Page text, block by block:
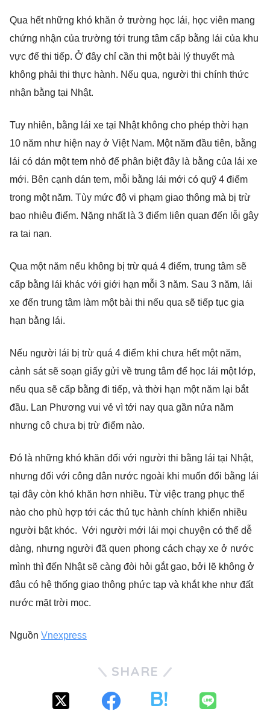
Qua hết những khó khăn ở trường học lái, học viên mang
chứng nhận của trường tới trung tâm cấp bằng lái của khu
vực để thi tiếp. Ở đây chỉ cần thi một bài lý thuyết mà
không phải thi thực hành. Nếu qua, người thi chính thức
nhận bằng tại Nhật.
Tuy nhiên, bằng lái xe tại Nhật không cho phép thời hạn
10 năm như hiện nay ở Việt Nam. Một năm đầu tiên, bằng
lái có dán một tem nhỏ để phân biệt đây là bằng của lái xe
mới. Bên cạnh dán tem, mỗi bằng lái mới có quỹ 4 điểm
trong một năm. Tùy mức độ vi phạm giao thông mà bị trừ
bao nhiêu điểm. Nặng nhất là 3 điểm liên quan đến lỗi gây
ra tai nạn.
Qua một năm nếu không bị trừ quá 4 điểm, trung tâm sẽ
cấp bằng lái khác với giới hạn mỗi 3 năm. Sau 3 năm, lái
xe đến trung tâm làm một bài thi nếu qua sẽ tiếp tục gia
hạn bằng lái.
Nếu người lái bị trừ quá 4 điểm khi chưa hết một năm,
cảnh sát sẽ soạn giấy gửi về trung tâm để học lái một lớp,
nếu qua sẽ cấp bằng đi tiếp, và thời hạn một năm lại bắt
đầu. Lan Phương vui vẻ vì tới nay qua gần nửa năm
nhưng cô chưa bị trừ điểm nào.
Đó là những khó khăn đối với người thi bằng lái tại Nhật,
nhưng đối với công dân nước ngoài khi muốn đổi bằng lái
tại đây còn khó khăn hơn nhiều. Từ việc trang phục thế
nào cho phù hợp tới các thủ tục hành chính khiến nhiều
người bật khóc. Với người mới lái mọi chuyện có thể dễ
dàng, nhưng người đã quen phong cách chạy xe ở nước
mình thì đến Nhật sẽ càng đòi hỏi gắt gao, bởi lẽ không ở
đâu có hệ thống giao thông phức tạp và khắt khe như đất
nước mặt trời mọc.
Nguồn Vnexpress
SHARE